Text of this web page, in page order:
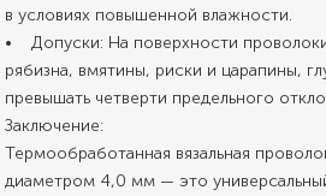
в условиях повышенной влажности.
• Допуски: На поверхности
рябизна, вмятины, риски и царапины,
превышать четверти предельного
Заключение:
Термообработанная вязальная
диаметром 4,0 мм — это